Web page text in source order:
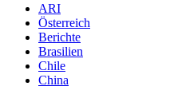
ARI
Österreich
Berichte
Brasilien
Chile
China